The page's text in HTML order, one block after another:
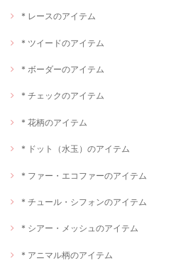
* レースのアイテム
* ツイードのアイテム
* ボーダーのアイテム
* チェックのアイテム
* 花柄のアイテム
* ドット（水玉）のアイテム
* ファー・エコファーのアイテム
* チュール・シフォンのアイテム
* シアー・メッシュのアイテム
* アニマル柄のアイテム